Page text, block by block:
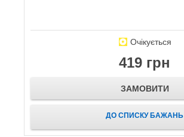
Очікується
419 грн
ЗАМОВИТИ
ДО СПИСКУ БАЖАНЬ